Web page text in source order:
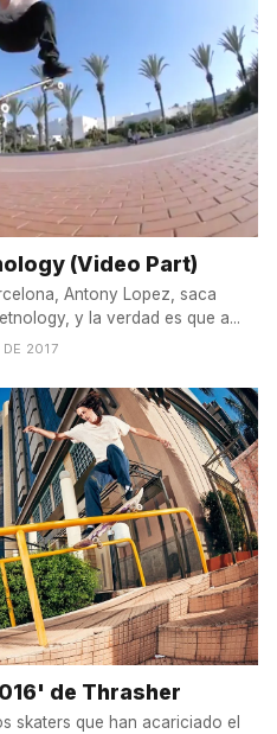
(Video Part)
Antony Lopez, saca
y la verdad es que a...
2017
de Thrasher
skaters que han acariciado el